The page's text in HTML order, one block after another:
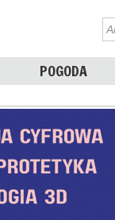
POGODA